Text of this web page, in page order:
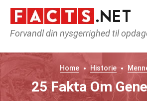
Forvandl din nysgerrighed til
Home Historie
25 Fakta Om